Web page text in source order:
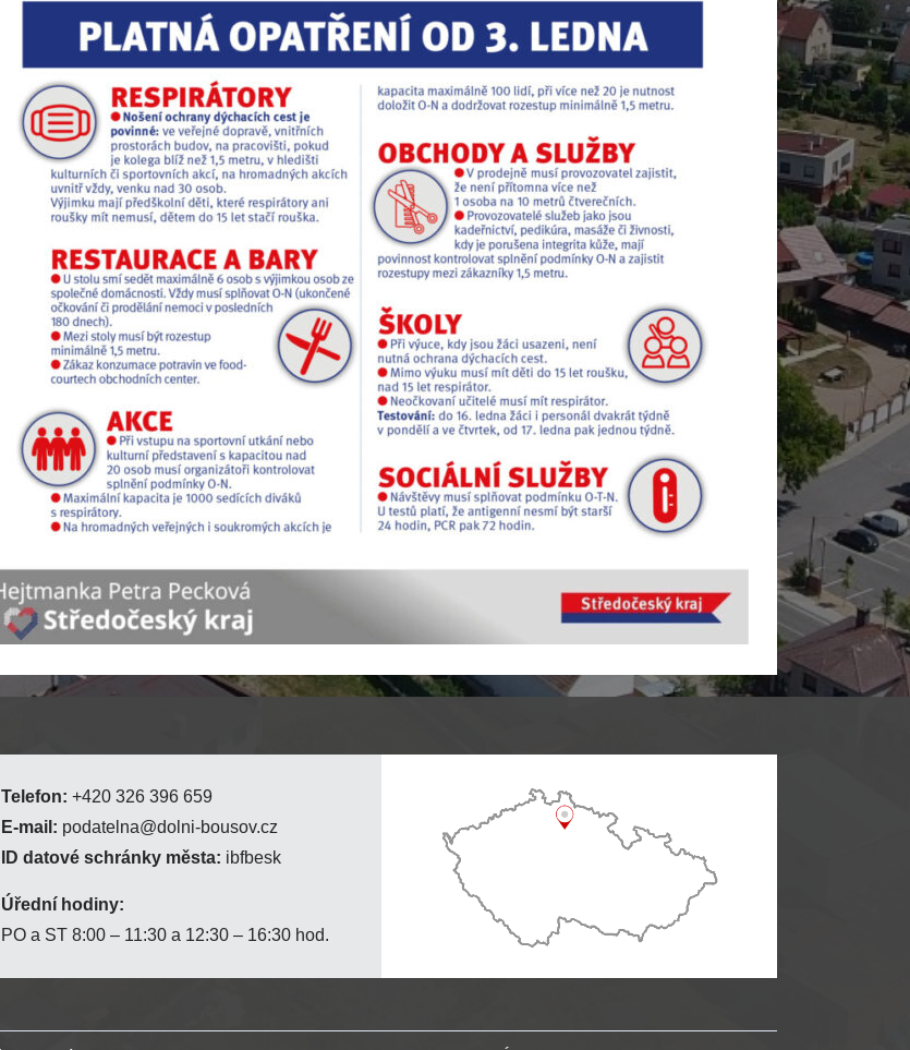
Telefon: +420 326 396 659
E-mail: podatelna@dolni-bousov.cz
ID datové schránky města: ibfbesk
Úřední hodiny:
PO a ST 8:00 – 11:30 a 12:30 – 16:30 hod.